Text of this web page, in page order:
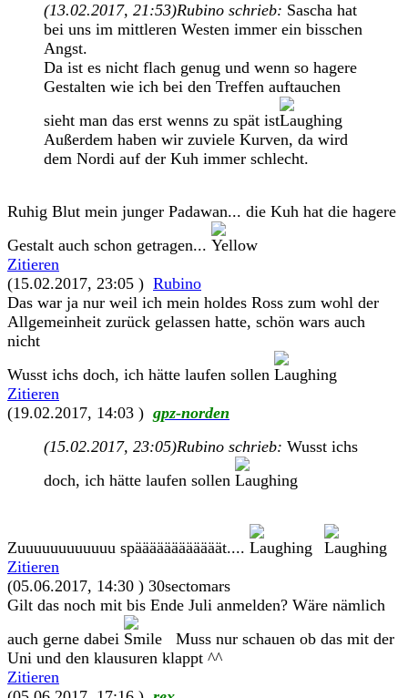
(13.02.2017, 21:53)Rubino schrieb: Sascha hat
bei uns im mittleren Westen immer ein bisschen
Angst.
Da ist es nicht flach genug und wenn so hagere
Gestalten wie ich bei den Treffen auftauchen
sieht man das erst wenns zu spät ist
Außerdem haben wir zuviele Kurven, da wird
dem Nordi auf der Kuh immer schlecht.
Ruhig Blut mein junger Padawan... die Kuh hat die hagere
Gestalt auch schon getragen...
Zitieren
(15.02.2017, 23:05 ) Rubino
Das war ja nur weil ich mein holdes Ross zum wohl der
Allgemeinheit zurück gelassen hatte, schön wars auch
nicht
Wusst ichs doch, ich hätte laufen sollen
Zitieren
(19.02.2017, 14:03 ) gpz-norden
(15.02.2017, 23:05)Rubino schrieb: Wusst ichs
doch, ich hätte laufen sollen
Zuuuuuuuuuuuu späääääääääääät....
Zitieren
(05.06.2017, 14:30 ) 30sectomars
Gilt das noch mit bis Ende Juli anmelden? Wäre nämlich
auch gerne dabei
Muss nur schauen ob das mit der
Uni und den klausuren klappt ^^
Zitieren